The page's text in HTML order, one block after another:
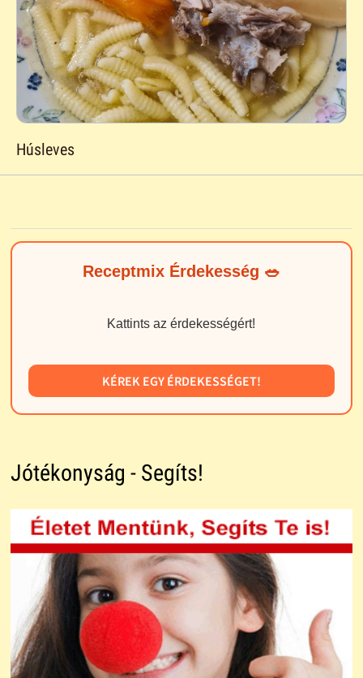
Húsleves
Receptmix Érdekesség 🥗
Kattints az érdekességért!
KÉREK EGY ÉRDEKESSÉGET!
Jótékonyság - Segíts!